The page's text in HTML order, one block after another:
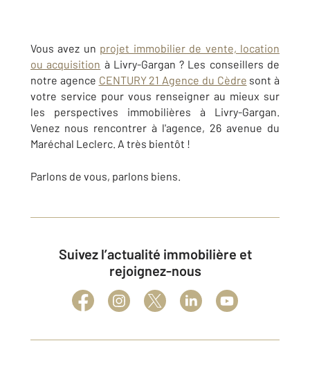
Vous avez un projet immobilier de vente, location
ou acquisition à Livry-Gargan ? Les conseillers de
notre agence CENTURY 21 Agence du Cèdre sont à
votre service pour vous renseigner au mieux sur
les perspectives immobilières à Livry-Gargan.
Venez nous rencontrer à l'agence, 26 avenue du
Maréchal Leclerc. A très bientôt !
Parlons de vous, parlons biens.
Suivez l’actualité immobilière et
rejoignez-nous